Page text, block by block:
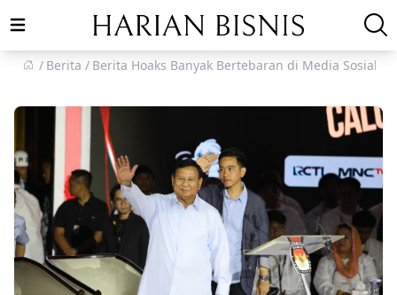
Open main menu
Berita
Berita Hoaks Banyak Bertebaran di Media Sosial,